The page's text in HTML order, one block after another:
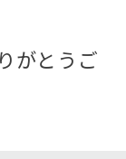
がとうご